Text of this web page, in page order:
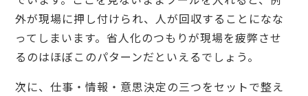
外が現場に押し付けられ、人が回収することになな
ってしまいます。省人化のつもりが現場を疲弊させ
るのはほぼこのパターンだといえるでしょう。
次に、仕事・情報・意思決定の三つをセットで整え